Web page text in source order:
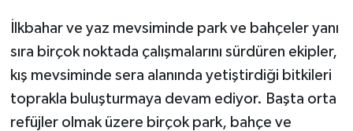
İlkbahar ve yaz mevsiminde park ve bahçeler yanı
sıra birçok noktada çalışmalarını sürdüren ekipler,
kış mevsiminde sera alanında yetiştirdiği bitkileri
toprakla buluşturmaya devam ediyor. Başta orta
refüjler olmak üzere birçok park, bahçe ve
GÜNDEM
Güvenlik
HABERDE İNSAN